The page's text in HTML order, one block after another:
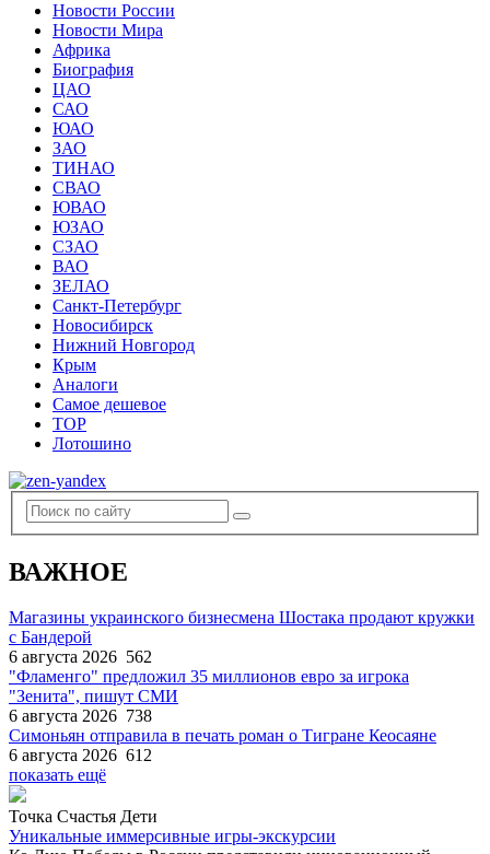
Новости России
Новости Мира
Африка
Биография
ЦАО
САО
ЮАО
ЗАО
ТИНАО
СВАО
ЮВАО
ЮЗАО
СЗАО
ВАО
ЗЕЛАО
Санкт-Петербург
Новосибирск
Нижний Новгород
Крым
Аналоги
Самое дешевое
TOP
Лотошино
ВАЖНОЕ
Магазины украинского бизнесмена Шостака продают кружки
с Бандерой
6 августа 2026 562
"Фламенго" предложил 35 миллионов евро за игрока
"Зенита", пишут СМИ
6 августа 2026 738
Симоньян отправила в печать роман о Тигране Кеосаяне
6 августа 2026 612
показать ещё
Точка Счастья Дети
Уникальные иммерсивные игры-экскурсии